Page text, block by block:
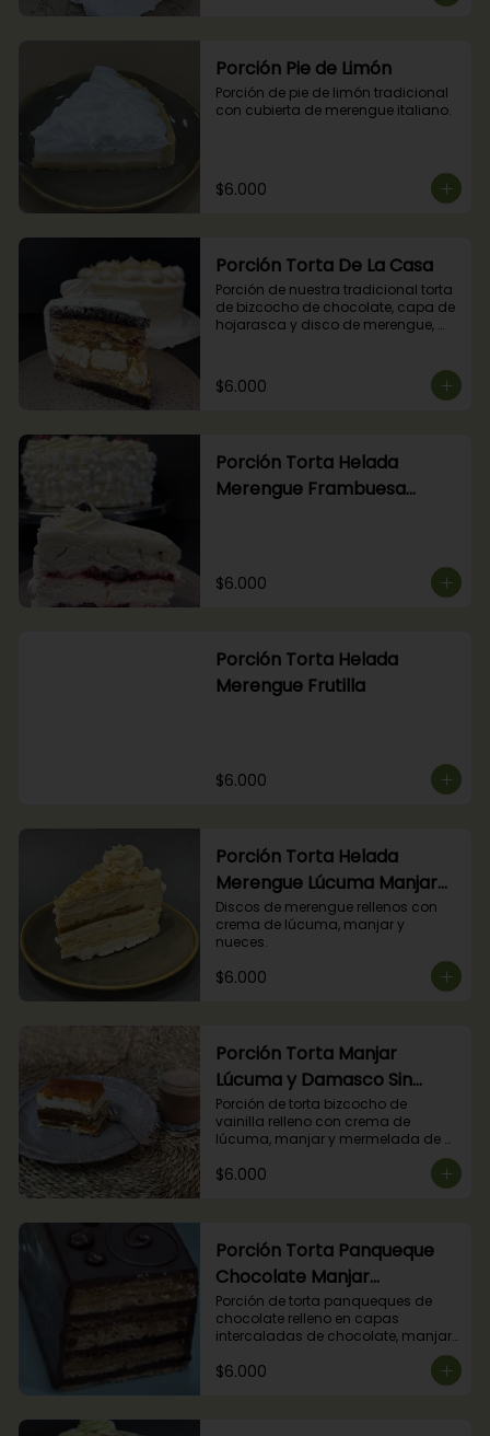
Porción Pie de Limón
Porción de pie de limón tradicional
con cubierta de merengue italiano.
$6.000
Porción Torta De La Casa
Porción de nuestra tradicional torta
de bizcocho de chocolate, capa de
hojarasca y disco de merengue,
$6.000
Porción Torta Helada
Merengue Frambuesa
$6.000
Porción Torta Helada
Merengue Frutilla
$6.000
Porción Torta Helada
Merengue Lúcuma Manjar
Nuez
Discos de merengue rellenos con
crema de lúcuma, manjar y
nueces.
$6.000
Porción Torta Manjar
Lúcuma y Damasco Sin
Azúcar
Porción de torta bizcocho de
vainilla relleno con crema de
lúcuma, manjar y mermelada de
diabéticos).
$6.000
Porción Torta Panqueque
Chocolate Manjar
Frambuesa
Porción de torta panqueques de
chocolate relleno en capas
intercaladas de chocolate, manjar
$6.000